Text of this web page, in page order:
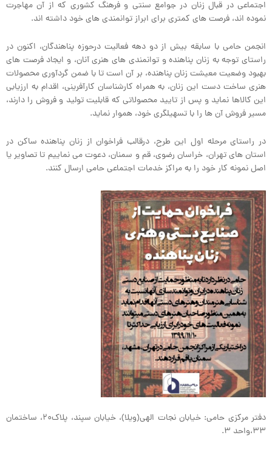
اجتماعی در قبال زنان در جوامع سنتی و فرهنگ کشوری که از آن مهاجرت
نموده اند، فرصت های کمتری برای ابراز توانمندی های خود داشته اند.
انجمن حامی با سابقه بیش از دو دهه فعالیت درحوزه پناهندگان، اکنون در
راستای توجه به زنان پناهنده و توانمندی های هنری آنان، و ایجاد فرصت های
بهبود وضعیت معیشت زنان پناهنده، بر آن است تا با ضمن گردآوری محصولات
هنری ساخت دست این زنان، به همراه کارشناسان کارآفرینی، اقدام به ارزیابی
این کالاها نماید و پس از تایید محصولاتی که قابلیت تولید و فروش را دارند،
مسیر فروش آن ها را با تسهیلگری خود، هموار نماید.
در راستای مرحله اول این طرح، درقالب فراخوان از زنان پناهنده ساکن در
استان های تهران، خراسان رضوی، قم و سمنان، دعوت می نماییم تا تصاویر یا
اصل نمونه کار خود را به مراکز خدمات اجتماعی حامی ارسال کنند.
دفتر مرکزی حامی: خیابان نجات الهی(ویلا)، خیابان سپند، پلاک۲۰، ساختمان
۳۳،واحد ۳.